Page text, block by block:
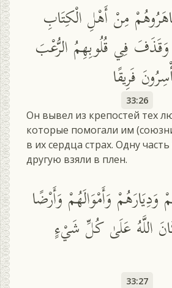
مِنْ أَهْلِ الْكِتَابِ
فِي قُلُوبِهِمُ الرُّعْبَ
فَرِيقًا
33:26
Он вывел из крепостей тех
которые помогали им
в их сердца страх. Одну
другую взяли в плен.
وَأَمْوَالَهُمْ وَأَرْضًا
اللَّهُ عَلَىٰ كُلِّ شَيْءٍ
33:27